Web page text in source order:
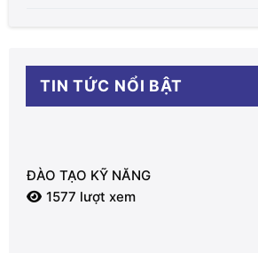
TIN TỨC NỔI BẬT
ĐÀO TẠO KỸ NĂNG
1577 lượt xem